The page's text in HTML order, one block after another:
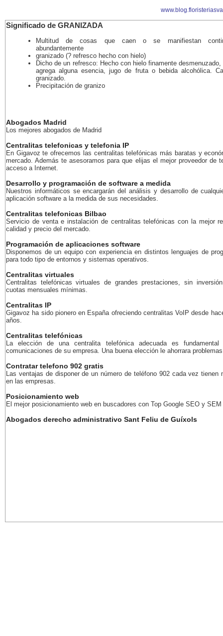
Significado de GRANIZADA
Multitud de cosas que caen o se manifiestan
abundantemente
granizado (? refresco hecho con hielo)
Dicho de un refresco: Hecho con hielo finamente
agrega alguna esencia, jugo de fruta o bebida alcohólica.
granizado.
Precipitación de granizo
Abogados Madrid
Los mejores abogados de Madrid
Centralitas telefonicas y telefonia IP
En Gigavoz te ofrecemos las centralitas telefónicas más baratas y
mercado. Además te asesoramos para que elijas el mejor proveedor de
acceso a Internet.
Desarrollo y programación de software a medida
Nuestros informáticos se encargarán del análisis y desarrollo de
aplicación software a la medida de sus necesidades.
Centralitas telefonicas Bilbao
Servicio de venta e instalación de centralitas telefónicas con la mejor
calidad y precio del mercado.
Programación de aplicaciones software
Disponemos de un equipo con experiencia en distintos lenguajes de
para todo tipo de entornos y sistemas operativos.
Centralitas virtuales
Centralitas telefónicas virtuales de grandes prestaciones, sin
cuotas mensuales mínimas.
Centralitas IP
Gigavoz ha sido pionero en España ofreciendo centralitas VoIP desde
años.
Centralitas telefónicas
La elección de una centralita telefónica adecuada es
comunicaciones de su empresa. Una buena elección le ahorrara
Contratar telefono 902 gratis
Las ventajas de disponer de un número de teléfono 902 cada vez tienen
en las empresas.
Posicionamiento web
El mejor posicionamiento web en buscadores con Top Google SEO y SEM
Abogados derecho administrativo Sant Feliu de Guíxols